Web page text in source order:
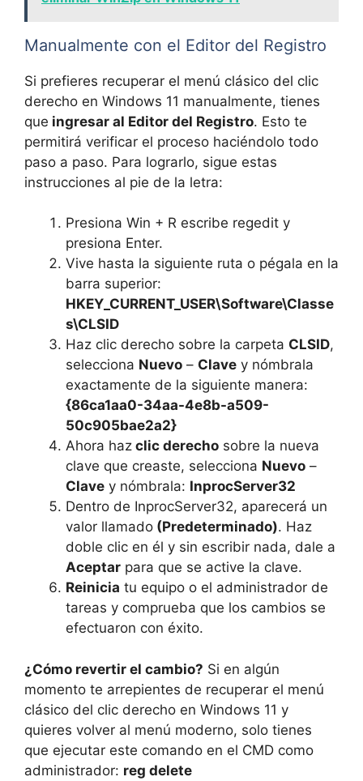
Manualmente con el Editor del Registro
Si prefieres recuperar el menú clásico del clic
derecho en Windows 11 manualmente, tienes
que ingresar al Editor del Registro. Esto te
permitirá verificar el proceso haciéndolo todo
paso a paso. Para lograrlo, sigue estas
instrucciones al pie de la letra:
Presiona Win + R escribe regedit y
presiona Enter.
Vive hasta la siguiente ruta o pégala en la
barra superior:
HKEY_CURRENT_USER\Software\Classe
s\CLSID
Haz clic derecho sobre la carpeta CLSID,
selecciona Nuevo – Clave y nómbrala
exactamente de la siguiente manera:
{86ca1aa0-34aa-4e8b-a509-
50c905bae2a2}
Ahora haz clic derecho sobre la nueva
clave que creaste, selecciona Nuevo –
Clave y nómbrala: InprocServer32
Dentro de InprocServer32, aparecerá un
valor llamado (Predeterminado). Haz
doble clic en él y sin escribir nada, dale a
Aceptar para que se active la clave.
Reinicia tu equipo o el administrador de
tareas y comprueba que los cambios se
efectuaron con éxito.
¿Cómo revertir el cambio? Si en algún
momento te arrepientes de recuperar el menú
clásico del clic derecho en Windows 11 y
quieres volver al menú moderno, solo tienes
que ejecutar este comando en el CMD como
administrador: reg delete